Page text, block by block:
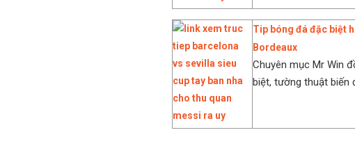
Tip bóng đá đặc biệt
Bordeaux
Chuyên mục Mr Win
biệt, tường thuật biến